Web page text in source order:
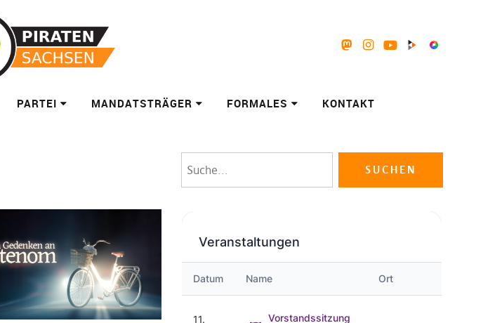
PARTEI MANDATSTRÄGER FORMALES KONTAKT